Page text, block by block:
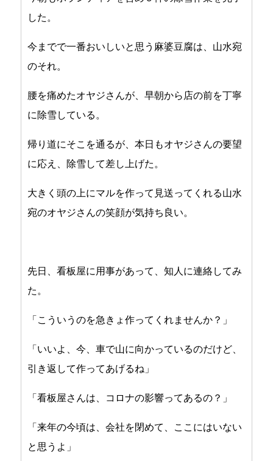
した。
今までで一番おいしいと思う麻婆豆腐は、山水宛
のそれ。
腰を痛めたオヤジさんが、早朝から店の前を丁寧
に除雪している。
帰り道にそこを通るが、本日もオヤジさんの要望
に応え、除雪して差し上げた。
大きく頭の上にマルを作って見送ってくれる山水
宛のオヤジさんの笑顔が気持ち良い。
先日、看板屋に用事があって、知人に連絡してみ
た。
「こういうのを急きょ作ってくれませんか？」
「いいよ、今、車で山に向かっているのだけど、
引き返して作ってあげるね」
「看板屋さんは、コロナの影響ってあるの？」
「来年の今頃は、会社を閉めて、ここにはいない
と思うよ」